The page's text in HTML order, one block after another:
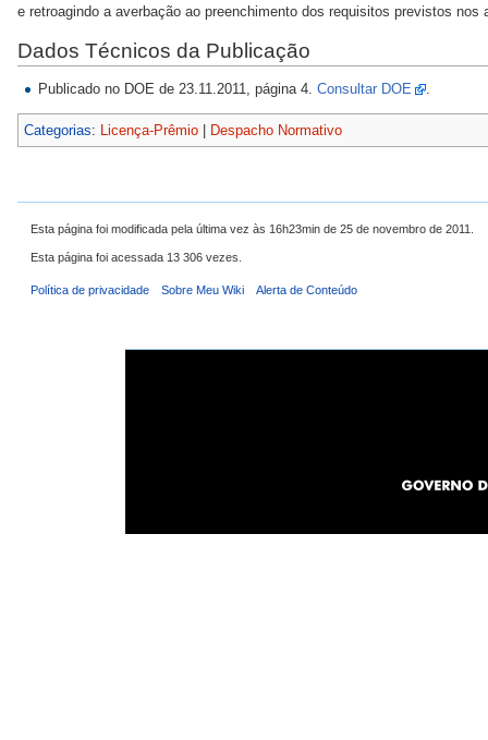
e retroagindo a averbação ao preenchimento dos requisitos previstos
Dados Técnicos da Publicação
Publicado no DOE de 23.11.2011, página 4.Consultar DOE .
Categorias: Licença-Prêmio Despacho Normativo
Esta página foi modificada pela última vez às 16h23min de 25 de novembro de 2011.
Esta página foi acessada 13 306 vezes.
Política de privacidade Sobre Meu Wiki Alerta de Conteúdo